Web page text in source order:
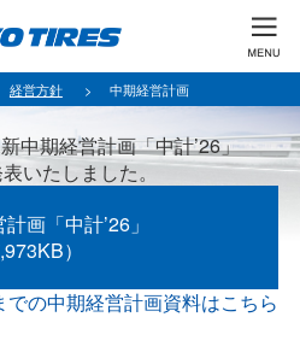
経営方針 中期経営計画
中期経営計画「中計’26」
いたしました。
画「中計’26」
）
での中期経営計画資料はこちら